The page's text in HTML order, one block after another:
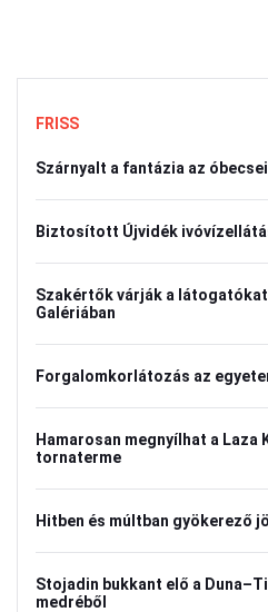
FRISS
Szárnyalt a fantázia az
Biztosított Újvidék
Szakértők várják a
Galériában
Forgalomkorlátozás az
Hamarosan megnyílhat a Laza
tornaterme
Hitben és múltban gyökerező
Stojadin bukkant elő a
medréből